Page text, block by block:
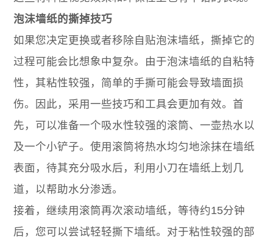
泡沫墙纸的撕掉技巧
如果您决定更换或者移除自贴泡沫墙纸，撕掉它的
过程可能会比想象中复杂。由于泡沫墙纸的自粘特
性，其粘性较强，简单的手撕可能会导致墙面损
伤。因此，采用一些技巧和工具会更加有效。首
先，可以准备一个吸水性较强的滚筒、一壶热水以
及一个小铲子。使用滚筒将热水均匀地涂抹在墙纸
表面，待其充分吸水后，利用小刀在墙纸上划几
道，以帮助水分渗透。
接着，继续用滚筒再次滚动墙纸，等待约15分钟
后，您可以尝试轻轻撕下墙纸。对于粘性较强的部